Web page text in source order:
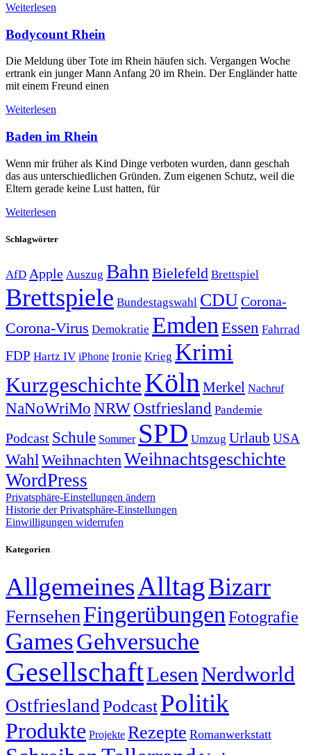
Weiterlesen
Bodycount Rhein
Die Meldung über Tote im Rhein häufen sich. Vergangen Woche
ertrank ein junger Mann Anfang 20 im Rhein. Der Engländer hatte
mit einem Freund einen
Weiterlesen
Baden im Rhein
Wenn mir früher als Kind Dinge verboten wurden, dann geschah
das aus unterschiedlichen Gründen. Zum eigenen Schutz, weil die
Eltern gerade keine Lust hatten, für
Weiterlesen
Schlagwörter
AfD Apple Auszug Bahn Bielefeld Brettspiel
Brettspiele Bundestagswahl CDUCorona-
Corona-Virus Demokratie Emden Essen Fahrrad
FDP Hartz IV iPhone Ironie Krieg Krimi
KurzgeschichteKölnMerkel Nachruf
NaNoWriMo NRWOstfriesland Pandemie
Podcast Schule Sommer SPD Umzug Urlaub USA
Wahl WeihnachtenWeihnachtsgeschichte
WordPress
Privatsphäre-Einstellungen ändern
Historie der Privatsphäre-Einstellungen
Einwilligungen widerrufen
Kategorien
AllgemeinesAlltagBizarr
FernsehenFingerübungenFotografie
GamesGehversuche
GesellschaftLesenNerdworld
OstfrieslandPodcastPolitik
Produkte Projekte Rezepte Romanwerkstatt